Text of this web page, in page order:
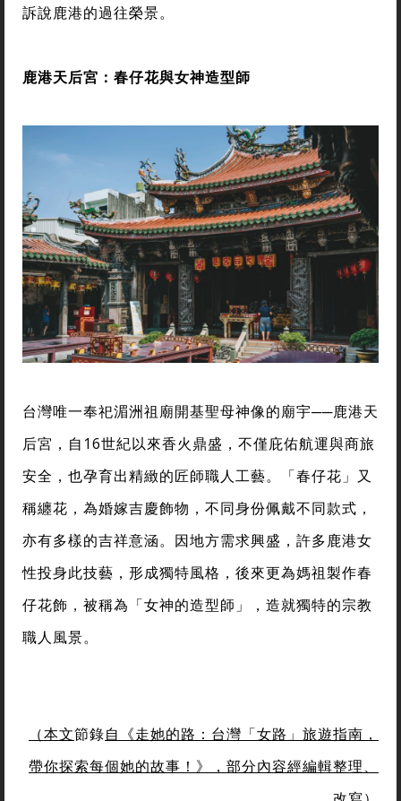
訴說鹿港的過往榮景。
鹿港天后宮：春仔花與女神造型師
台灣唯一奉祀湄洲祖廟開基聖母神像的廟宇──鹿港天
后宮，自16世紀以來香火鼎盛，不僅庇佑航運與商旅
安全，也孕育出精緻的匠師職人工藝。「春仔花」又
稱纏花，為婚嫁吉慶飾物，不同身份佩戴不同款式，
亦有多樣的吉祥意涵。因地方需求興盛，許多鹿港女
性投身此技藝，形成獨特風格，後來更為媽祖製作春
仔花飾，被稱為「女神的造型師」，造就獨特的宗教
職人風景。
（本文節錄自《走她的路：台灣「女路」旅遊指南，
帶你探索每個她的故事！》，部分內容經編輯整理、